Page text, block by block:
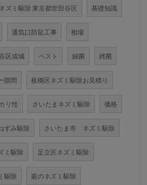
ネズミ駆除 東京都世田谷区 基礎知識
通気口防鼠工事 相場
区成城 ペスト 細菌 雑菌
隙間 板橋区ネズミ駆除お見積り
リ性 さいたまネズミ駆除 価格
ずみ駆除 さいたま市 ネズミ駆除
ミ駆除 足立区ネズミ駆除
駆除 庭のネズミ駆除